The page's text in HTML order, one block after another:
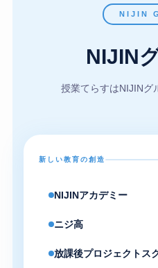
NIJIN
NIJIN
授業てらすはNIJINグ
新しい教育の創造
NIJINアカデミー
ニジ高
放課後プロジェクトス